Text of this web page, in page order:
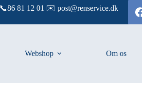
📞86 81 12 01 ✉️ post@renservice.dk
Webshop Om os